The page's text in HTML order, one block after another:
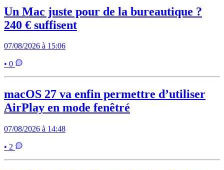
Un Mac juste pour de la bureautique ?
240 € suffisent
07/08/2026 à 15:06
• 0
macOS 27 va enfin permettre d’utiliser
AirPlay en mode fenêtré
07/08/2026 à 14:48
• 2